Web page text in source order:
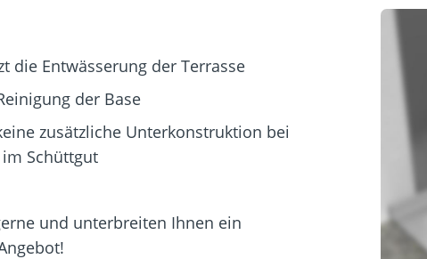
die Entwässerung der Terrasse
der Base
zusätzliche Unterkonstruktion bei
Schüttgut
und unterbreiten Ihnen ein